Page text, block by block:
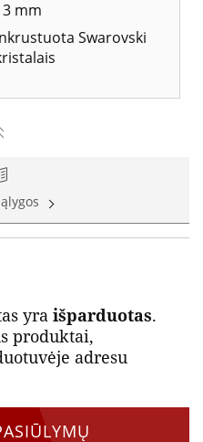
mm
Swarovski
yra išparduotas.
produktai,
adresu